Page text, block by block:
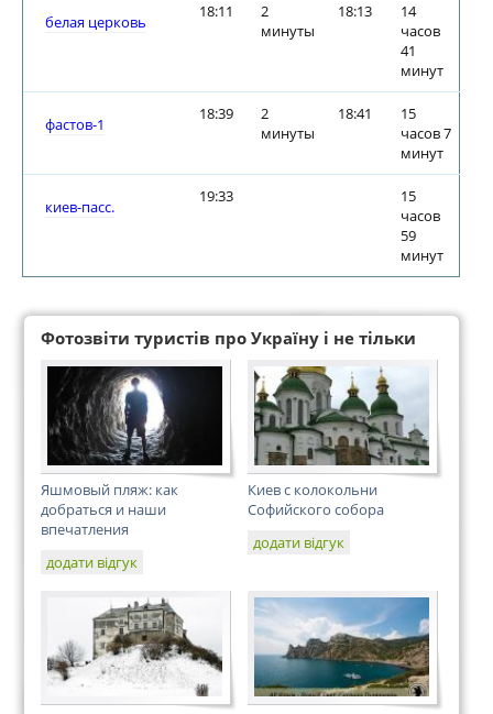
белая церковь
18:11
2
минуты
18:13
14
часов
41
минут
фастов-1
18:39
2
минуты
18:41
15
часов 7
минут
киев-пасс.
19:33
15
часов
59
минут
Фотозвіти туристів про Україну і не тільки
Яшмовый пляж: как
добраться и наши
впечатления
додати відгук
Киев с колокольни
Софийского собора
додати відгук